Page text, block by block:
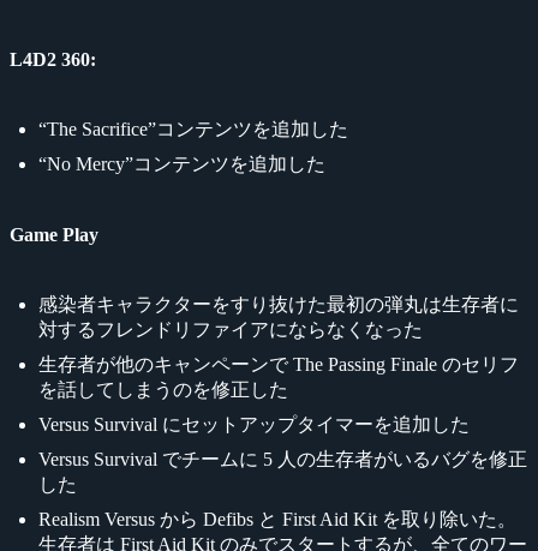
L4D2 360:
“The Sacrifice”コンテンツを追加した
“No Mercy”コンテンツを追加した
Game Play
感染者キャラクターをすり抜けた最初の弾丸は生存者に
対するフレンドリファイアにならなくなった
生存者が他のキャンペーンで The Passing Finale のセリフ
を話してしまうのを修正した
Versus Survival にセットアップタイマーを追加した
Versus Survival でチームに 5 人の生存者がいるバグを修正
した
Realism Versus から Defibs と First Aid Kit を取り除いた。
生存者は First Aid Kit のみでスタートするが、全てのワー